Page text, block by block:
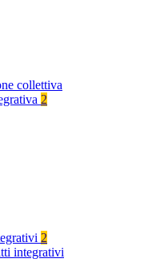
collettiva
2
2
integrativi